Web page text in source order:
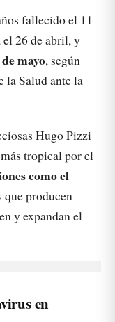
fallecido el 11
el 26 de abril, y
mayo, según
Salud ante la
Hugo Pizzi
tropical por el
como el
que producen
y expandan el
en